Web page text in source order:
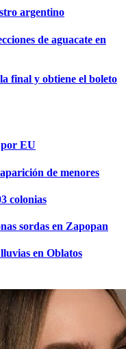
argentino
de aguacate en
final y obtiene el boleto
por EU
de menores
colonias
sordas en Zapopan
en Oblatos